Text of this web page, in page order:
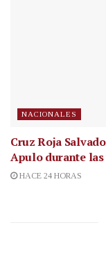
NACIONALES
Cruz Roja
Apulo durante las
HACE 24 HORAS